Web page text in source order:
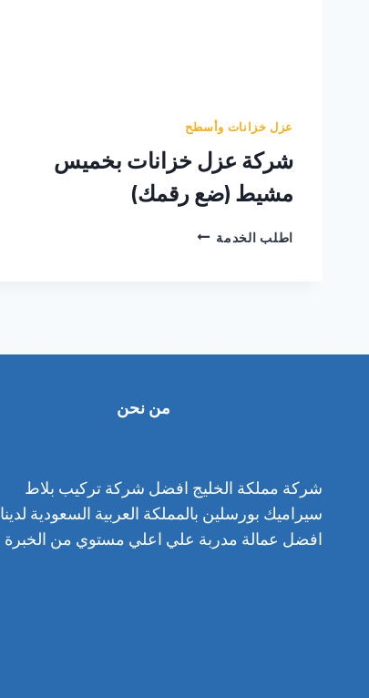
عزل خزانات وأسطح
شركة عزل خزانات بخميس
مشيط (ضع رقمك)
اطلب الخدمة شركة
من نحن
شركة مملكة الخليج افضل شركة تركيب بلاط
سيراميك بورسلين بالمملكة العربية السعودية لدينا
افضل عمالة مدربة علي اعلي مستوي من الخبرة